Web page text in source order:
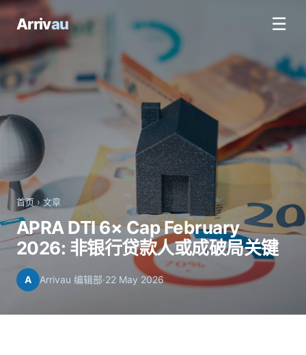
Arrivau ☰
首页 ›文章
APRA DTI 6× Cap February
2026: 非银行贷款人或成破局关键
A Arrivau 编辑部·22 May 2026